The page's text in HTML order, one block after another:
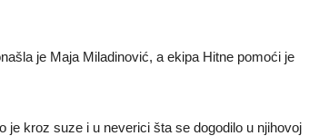
je Maja Miladinović, a ekipa Hitne pomoći je
je kroz suze i u neverici šta se dogodilo u njihovoj